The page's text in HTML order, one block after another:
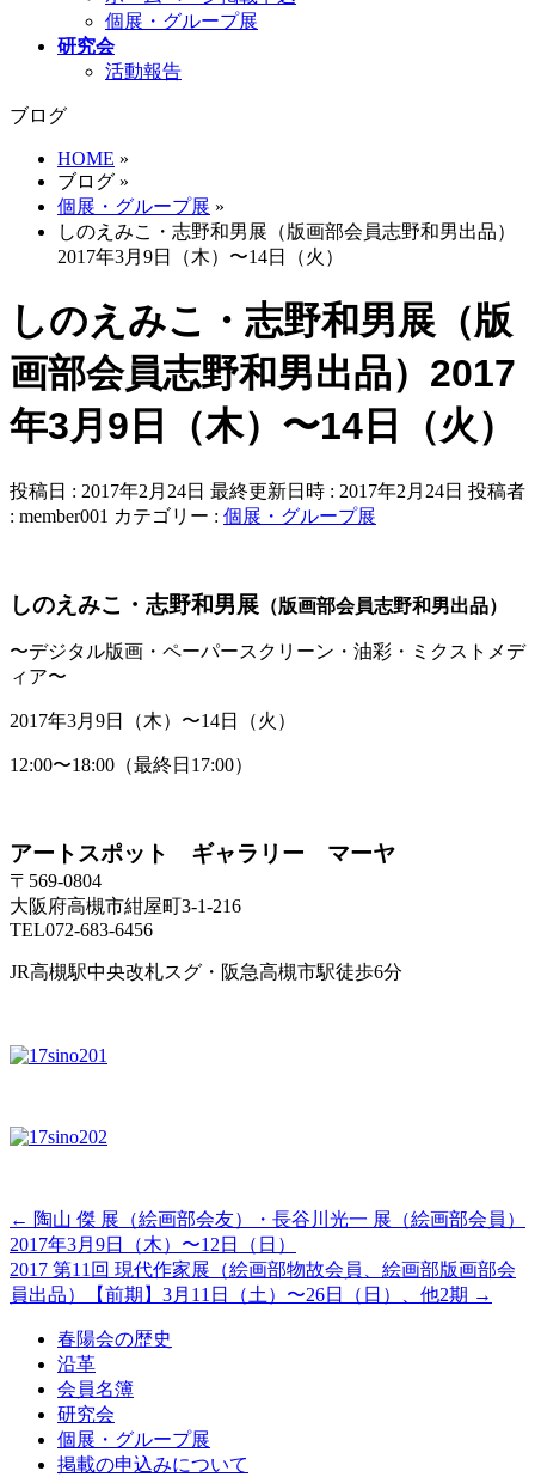
個展・グループ展
研究会
活動報告
ブログ
HOME »
ブログ »
個展・グループ展 »
しのえみこ・志野和男展（版画部会員志野和男出品）
2017年3月9日（木）〜14日（火）
しのえみこ・志野和男展（版
画部会員志野和男出品）2017
年3月9日（木）〜14日（火）
投稿日 : 2017年2月24日 最終更新日時 : 2017年2月24日 投稿者
: member001 カテゴリー : 個展・グループ展
しのえみこ・志野和男展 （版画部会員志野和男出品）
〜デジタル版画・ペーパースクリーン・油彩・ミクストメデ
ィア〜
2017年3月9日（木）〜14日（火）
12:00〜18:00（最終日17:00）
アートスポット ギャラリー マーヤ
〒569-0804
大阪府高槻市紺屋町3-1-216
TEL072-683-6456
JR高槻駅中央改札スグ・阪急高槻市駅徒歩6分
← 陶山 傑 展（絵画部会友）・長谷川光一 展（絵画部会員）
2017年3月9日（木）〜12日（日）
2017 第11回 現代作家展（絵画部物故会員、絵画部版画部会
員出品）【前期】3月11日（土）〜26日（日）、他2期 →
春陽会の歴史
沿革
会員名簿
研究会
個展・グループ展
掲載の申込みについて